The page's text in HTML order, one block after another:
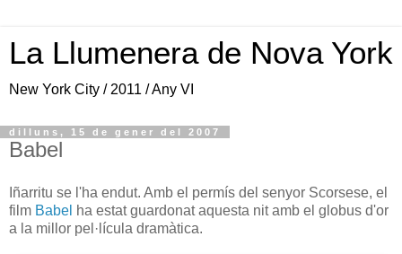
La Llumenera de Nova York
New York City / 2011 / Any VI
dilluns, 15 de gener del 2007
Babel
Iñarritu se l'ha endut. Amb el permís del senyor Scorsese, el
film Babel ha estat guardonat aquesta nit amb el globus d'or
a la millor pel·lícula dramàtica.